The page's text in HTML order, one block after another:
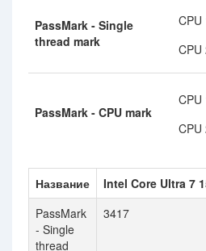
PassMark - Single
thread mark
CPU
CPU
PassMark - CPU mark
CPU
CPU
Название Intel Core Ultra 7
PassMark
- Single
thread
3417